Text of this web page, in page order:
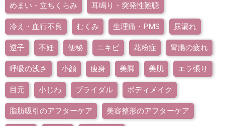
めまい・立ちくらみ 耳鳴り・突発性難聴
冷え・血行不良 むくみ 生理痛・PMS 尿漏れ
逆子 不妊 便秘 ニキビ 花粉症 胃腸の疲れ
呼吸の浅さ 小顔 痩身 美脚 美肌 エラ張り
目元 小じわ ブライダル ボディメイク
脂肪吸引のアフターケア 美容整形のアフターケア